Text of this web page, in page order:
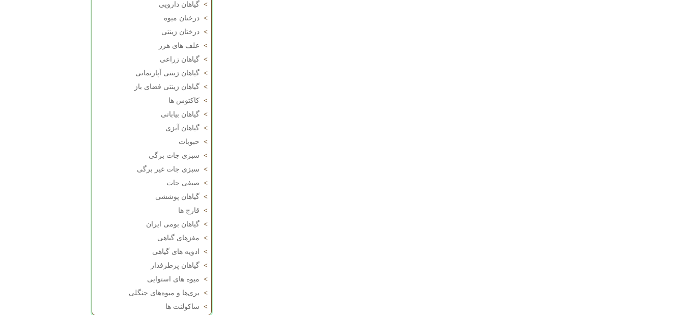
> گیاهان دارویی
> درختان میوه
> درختان زینتی
> علف های هرز
> گیاهان زراعی
> گیاهان زینتی آپارتمانی
> گیاهان زینتی فضای باز
> کاکتوس ها
> گیاهان بیابانی
> گیاهان آبزی
> حبوبات
> سبزی جات برگی
> سبزی جات غیر برگی
> صیفی جات
> گیاهان پوششی
> قارچ ها
> گیاهان بومی ایران
> مغزهای گیاهی
>
ادویه های گیاهی
> گیاهان پرطرفدار
> میوه های استوایی
> بری‌ها و میوه‌های جنگلی
> ساکولنت ها